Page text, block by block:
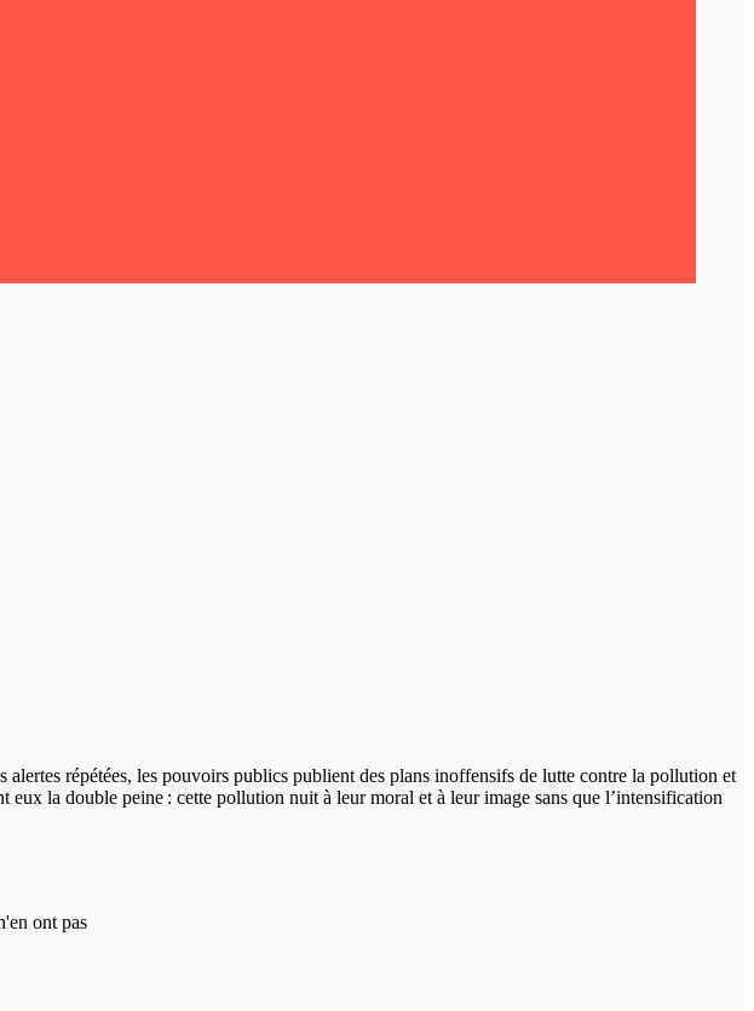
répétées, les pouvoirs publics publient des plans inoffensifs de lutte contre la pollution et
eux la double peine : cette pollution nuit à leur moral et à leur image sans que l’intensification
ont pas